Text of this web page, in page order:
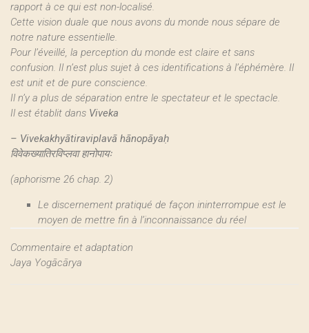
rapport à ce qui est non-localisé.
Cette vision duale que nous avons du monde nous sépare de
notre nature essentielle.
Pour l’éveillé, la perception du monde est claire et sans
confusion. Il n’est plus sujet à ces identifications à l’éphémère. Il
est unit et de pure conscience.
Il n’y a plus de séparation entre le spectateur et le spectacle.
Il est établit dans Viveka
– Vivekakhyātiraviplavā hānopāyaḥ
विवेकख्यातिरविप्लवा हानोपायः
(aphorisme 26 chap. 2)
Le discernement pratiqué de façon ininterrompue est le
moyen de mettre fin à l’inconnaissance du réel
Commentaire et adaptation
Jaya Yogācārya